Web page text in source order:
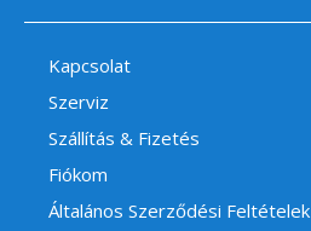
Kapcsolat
Szerviz
Szállítás & Fizetés
Fiókom
Általános Szerződési Feltételek